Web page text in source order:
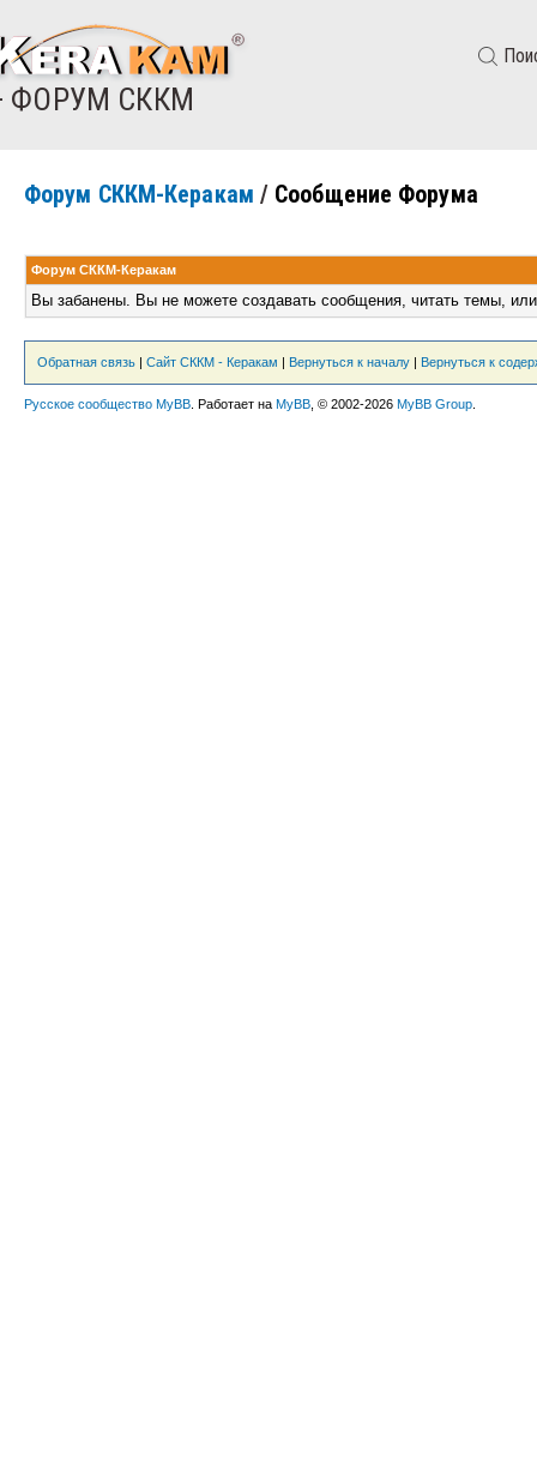
ФОРУМ СККМ
Форум СККМ-Керакам / Сообщение Форума
Форум СККМ-Керакам
Вы забанены. Вы не можете создавать сообщения, читать темы,
Обратная связь | Сайт СККМ - Керакам | Вернуться к началу | Вернуться к
Русское сообщество MyBB . Работает на MyBB , © 2002-2026 MyBB Group